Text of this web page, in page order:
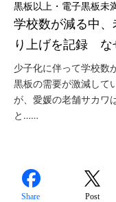
学校数が減る中
り上げを記録 な
黒板以上・電子黒板未
少子化に伴って学校数
黒板の需要が激減して
が、愛媛の老舗サカワ
と……
Share Post